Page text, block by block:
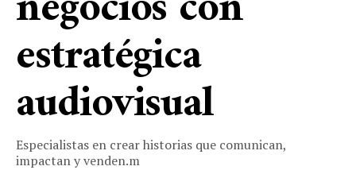
estratégica
audiovisual
Especialistas en crear historias que comunican,
impactan y venden.m